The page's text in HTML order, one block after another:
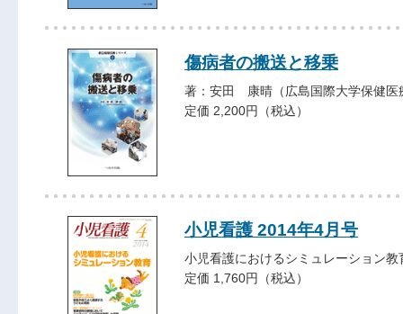
傷病者の搬送と移乗
著：安田 康晴（広島国際大学保健医
定価 2,200円（税込）
小児看護 2014年4月号
小児看護におけるシミュレーション
定価 1,760円（税込）